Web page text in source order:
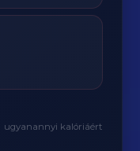
ugyanannyi kalóriáért